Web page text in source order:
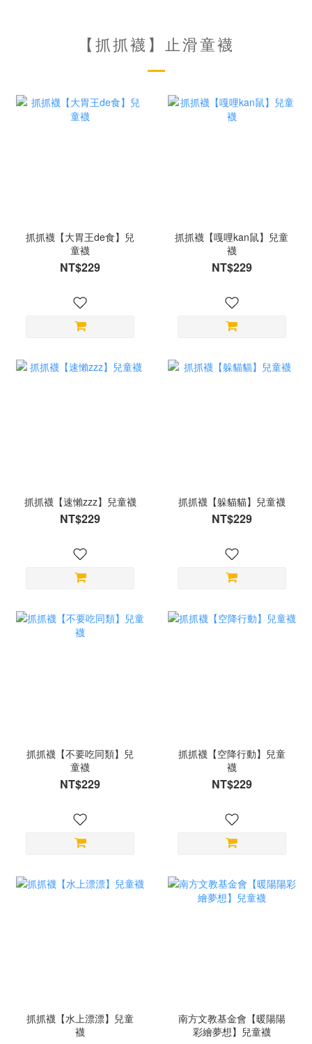
【抓抓襪】止滑童襪
抓抓襪【大胃王de食】兒
童襪
NT$229
抓抓襪【嘎哩kan鼠】兒童
襪
NT$229
抓抓襪【速懶zzz】兒童襪
NT$229
抓抓襪【躲貓貓】兒童襪
NT$229
抓抓襪【不要吃同類】兒
童襪
NT$229
抓抓襪【空降行動】兒童
襪
NT$229
抓抓襪【水上漂漂】兒童
襪
南方文教基金會【暖陽陽
彩繪夢想】兒童襪